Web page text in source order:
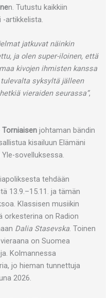
n. Tutustu kaikkiin
-artikkelista.
jatkuvat näinkin
ja olen super-iloinen, että
kivojen ihmisten kanssa
syksyltä jälleen
vieraiden seurassa”,
Torniaisen johtaman bändin
kisailuun Elämäni
sovelluksessa.
tehdään
13.9.–15.11. ja tämän
Klassisen musiikin
orkesterina on Radion
Dalia Stasevska. Toinen
on Suomea
Kolmannessa
jo hieman tunnettuja
2026.